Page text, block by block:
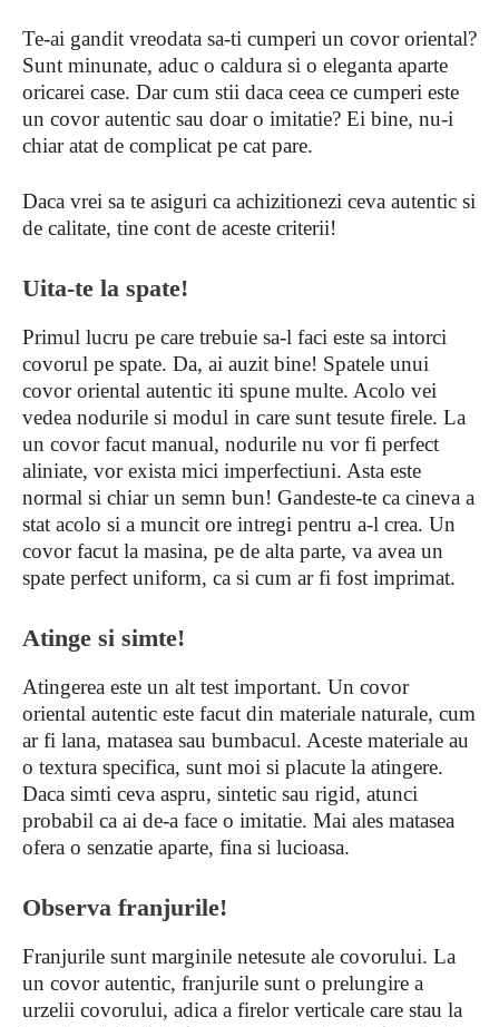
Te-ai gandit vreodata sa-ti cumperi un covor oriental?
Sunt minunate, aduc o caldura si o eleganta aparte
oricarei case. Dar cum stii daca ceea ce cumperi este
un covor autentic sau doar o imitatie? Ei bine, nu-i
chiar atat de complicat pe cat pare.
Daca vrei sa te asiguri ca achizitionezi ceva autentic si
de calitate, tine cont de aceste criterii!
Uita-te la spate!
Primul lucru pe care trebuie sa-l faci este sa intorci
covorul pe spate. Da, ai auzit bine! Spatele unui
covor oriental autentic iti spune multe. Acolo vei
vedea nodurile si modul in care sunt tesute firele. La
un covor facut manual, nodurile nu vor fi perfect
aliniate, vor exista mici imperfectiuni. Asta este
normal si chiar un semn bun! Gandeste-te ca cineva a
stat acolo si a muncit ore intregi pentru a-l crea. Un
covor facut la masina, pe de alta parte, va avea un
spate perfect uniform, ca si cum ar fi fost imprimat.
Atinge si simte!
Atingerea este un alt test important. Un covor
oriental autentic este facut din materiale naturale, cum
ar fi lana, matasea sau bumbacul. Aceste materiale au
o textura specifica, sunt moi si placute la atingere.
Daca simti ceva aspru, sintetic sau rigid, atunci
probabil ca ai de-a face o imitatie. Mai ales matasea
ofera o senzatie aparte, fina si lucioasa.
Observa franjurile!
Franjurile sunt marginile netesute ale covorului. La
un covor autentic, franjurile sunt o prelungire a
urzelii covorului, adica a firelor verticale care stau la